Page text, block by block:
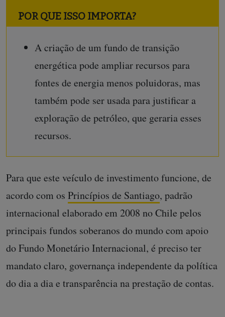
POR QUE ISSO IMPORTA?
A criação de um fundo de transição
energética pode ampliar recursos para
fontes de energia menos poluidoras, mas
também pode ser usada para justificar a
exploração de petróleo, que geraria esses
recursos.
Para que este veículo de investimento funcione, de
acordo com os Princípios de Santiago, padrão
internacional elaborado em 2008 no Chile pelos
principais fundos soberanos do mundo com apoio
do Fundo Monetário Internacional, é preciso ter
mandato claro, governança independente da política
do dia a dia e transparência na prestação de contas.